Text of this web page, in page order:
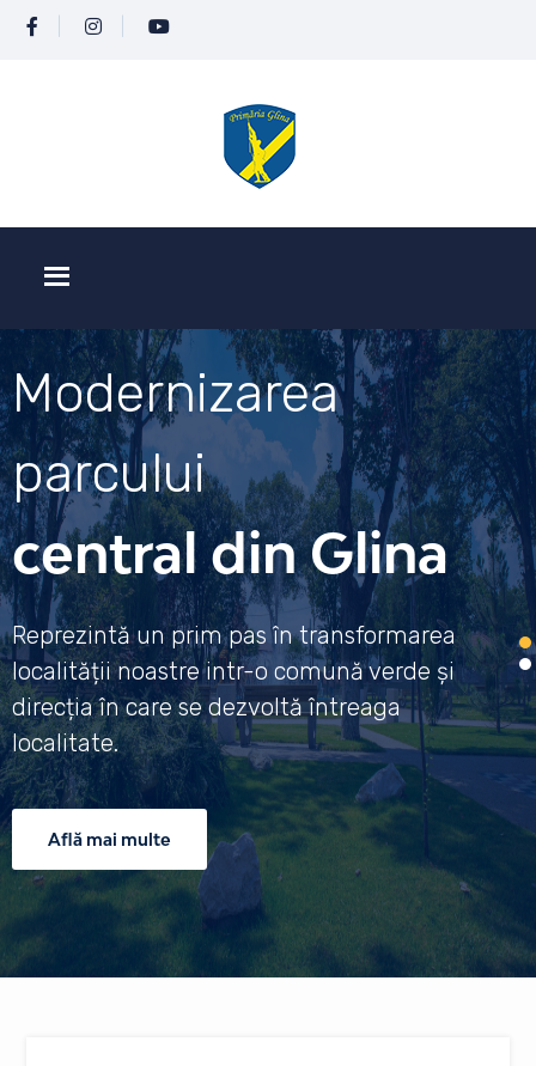
Modernizarea
parcului
central din Glina
Reprezintă un prim pas în transformarea
localității noastre intr-o comună verde și
direcția în care se dezvoltă întreaga
localitate.
Află mai multe